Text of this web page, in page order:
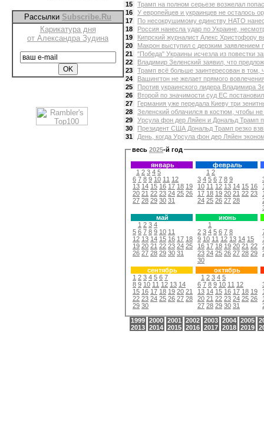
Рассылки Subscribe.Ru
Карикатура дня
от Александра Зудина
15
Трамп на полном серьезе возжелал
16
У европейцев и украинцев не осталось
17
По несокрушимому единству НАТО
18
Россия нанесла удар по Украине,
19
Кипрский журналист Алекс Христофору
20
Макрон выступил с дерзким заявлением
21
"Победа" Украины исчезла из повестки
22
Владимир Зеленский заявил, что
23
Трамп всё больше заинтересован в том,
24
Вашингтон не желает прямого
25
Против украинского лидера Владимира
26
Второй по значимости суд ЕС
27
Германия уже передала Киеву три
28
Зеленский облачился в костюм, чтобы
29
Урсула фон дер Ляйен и Дональд Трамп
30
Президент США Дональд Трамп резко
31
День, когда Урсула фон дер Ляйен
весь 2025-й год
январь
1 2 3 4 5
6 7 8 9 10 11 12
13 14 15 16 17 18 19
20 21 22 23 24 25 26
27 28 29 30 31
февраль
1 2
3 4 5 6 7 8 9
10 11 12 13 14 15 16
17 18 19 20 21 22 23
24 25 26 27 28
май
1 2 3 4
5 6 7 8 9 10 11
12 13 14 15 16 17 18
19 20 21 22 23 24 25
26 27 28 29 30 31
июнь
1
2 3 4 5 6 7 8
9 10 11 12 13 14 15
16 17 18 19 20 21 22
23 24 25 26 27 28 29
30
сентябрь
1 2 3 4 5 6 7
8 9 10 11 12 13 14
15 16 17 18 19 20 21
22 23 24 25 26 27 28
29 30
октябрь
1 2 3 4 5
6 7 8 9 10 11 12
13 14 15 16 17 18 19
20 21 22 23 24 25 26
27 28 29 30 31
1999 2000 2001 2002 2003 2004 2005
2013 2014 2015 2016 2017 2018 2019